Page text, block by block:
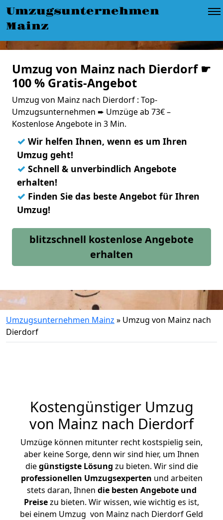
Umzugsunternehmen
Mainz
Umzug von Mainz nach Dierdorf ☛
100 % Gratis-Angebot
Umzug von Mainz nach Dierdorf : Top-
Umzugsunternehmen ➨ Umzüge ab 73€ –
Kostenlose Angebote in 3 Min.
✓ Wir helfen Ihnen, wenn es um Ihren
Umzug geht!
✓ Schnell & unverbindlich Angebote
erhalten!
✓ Finden Sie das beste Angebot für Ihren
Umzug!
blitzschnell kostenlose Angebote
erhalten
Umzugsunternehmen Mainz » Umzug von Mainz nach
Dierdorf
Kostengünstiger Umzug
von Mainz nach Dierdorf
Umzüge können mitunter recht kostspielig sein,
aber keine Sorge, denn wir sind hier, um Ihnen
diegünstigste Lösung zu bieten. Wir sind die
professionellen Umzugsexperten und arbeiten
stets daran, Ihnen die besten Angebote und
Preisezu bieten. Wir wissen, wie wichtig es ist,
bei einem Umzug von Mainz nach Dierdorf Geld